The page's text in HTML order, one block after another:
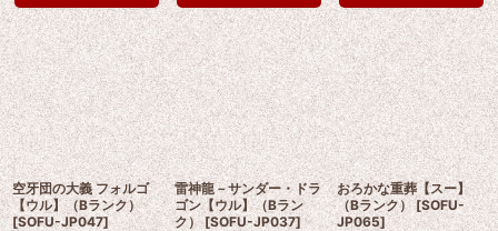
空牙団の大義 フォルゴ
【ウル】（Bランク）
[SOFU-JP047]
雷神龍－サンダー・ドラ
ゴン【ウル】（Bラン
ク） [SOFU-JP037]
おろかな重葬【スー】
（Bランク） [SOFU-
JP065]